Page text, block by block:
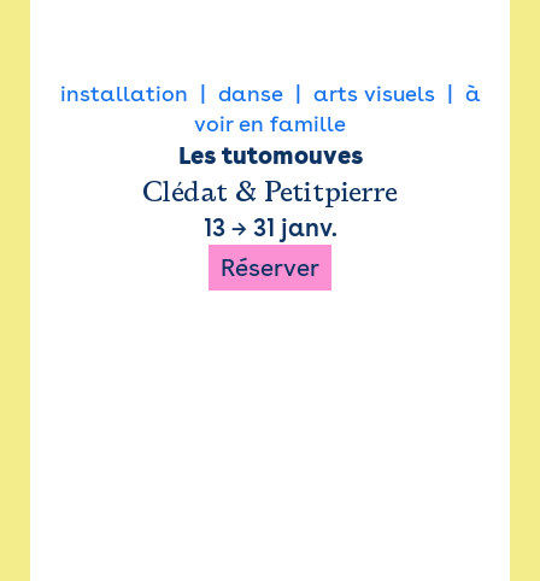
installation danse arts visuels
à
voir en famille
Les tutomouves
Clédat & Petitpierre
13→ 31 janv.
Réserver